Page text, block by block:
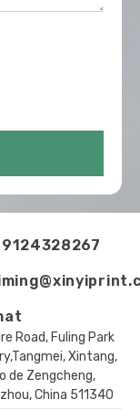
Road, Fuling Park
Xintang,
de Zengcheng,
China 511340